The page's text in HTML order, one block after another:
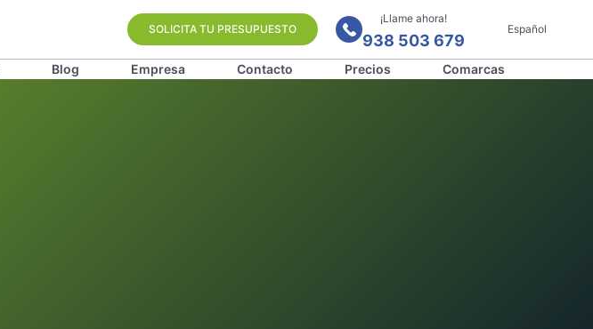
SOLICITA TU PRESUPUESTO
¡Llame ahora!
938 503 679
Español
Blog Empresa Contacto Precios Comarcas